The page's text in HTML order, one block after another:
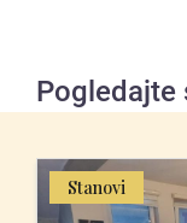
Pogledajte
Stanovi